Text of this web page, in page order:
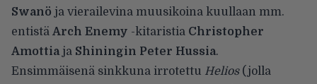
Swanö ja vierailevina muusikoina kuullaan mm.
entistä Arch Enemy -kitaristia Christopher
Amottiaja Shiningin Peter Hussia.
Ensimmäisenä sinkkuna irrotettu Helios(jolla